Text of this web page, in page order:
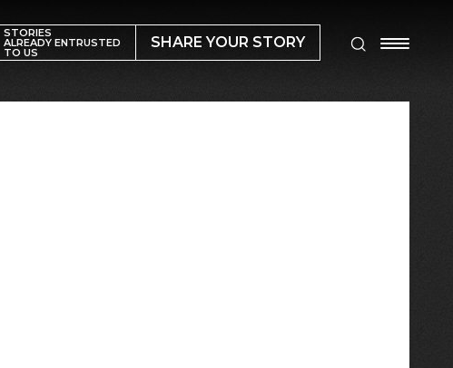
STORIES
ALREADY ENTRUSTED
TO US
SHARE YOUR STORY